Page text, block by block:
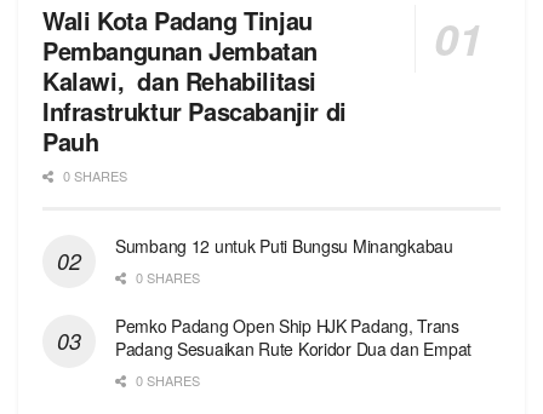
Wali Kota Padang Tinjau
Pembangunan Jembatan
Kalawi, dan Rehabilitasi
Infrastruktur Pascabanjir di
Pauh
0 SHARES
Sumbang 12 untuk Puti Bungsu Minangkabau
0 SHARES
Pemko Padang Open Ship HJK Padang, Trans
Padang Sesuaikan Rute Koridor Dua dan Empat
0 SHARES